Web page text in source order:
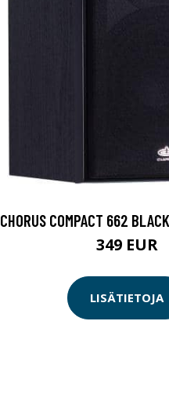
CHORUS COMPACT 662
349 EUR
LISÄTIETOJA